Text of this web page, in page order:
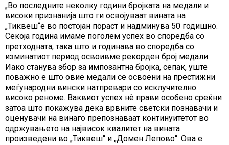
„Во последните неколку години бројката на медали и
високи признанија што ги освојуваат вината на
„Тиквеш“е во постојан пораст и надминува 50 годишно.
Секоја година имаме поголем успех во споредба со
претходната, така што и годинава во споредба со
изминатиот период освоивме рекорден број медали.
Иако станува збор за импозантна бројка, сепак, уште
поважно е што овие медали се освоени на престижни
меѓународни вински натпревари со исклучително
високо реноме. Ваквиот успех нѐ прави особено среќни
затоа што покажува дека врвните светски познавачи и
оценувачи на винаго препознаваат континуитетот во
одржувањето на највисок квалитет на вината
произведени во „Тиквеш“ и „Домен Лепово“. Ова е